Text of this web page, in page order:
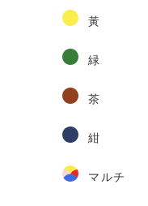
黃
緑
茶
紺
マルチ